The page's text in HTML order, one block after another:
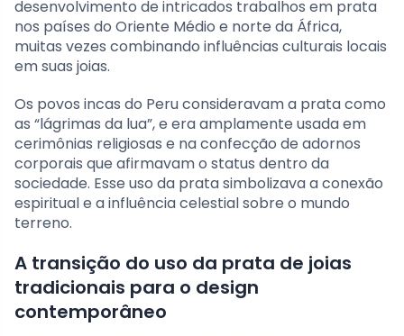
desenvolvimento de intricados trabalhos em prata
nos países do Oriente Médio e norte da África,
muitas vezes combinando influências culturais locais
em suas joias.
Os povos incas do Peru consideravam a prata como
as “lágrimas da lua”, e era amplamente usada em
cerimônias religiosas e na confecção de adornos
corporais que afirmavam o status dentro da
sociedade. Esse uso da prata simbolizava a conexão
espiritual e a influência celestial sobre o mundo
terreno.
A transição do uso da prata de joias
tradicionais para o design
contemporâneo